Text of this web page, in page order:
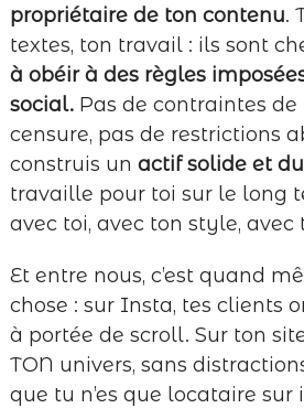
propriétaire de ton contenu.
textes, ton travail : ils sont
à obéir à des règles
social.Pas de contraintes de
censure, pas de restrictions
construis un actif solide et
travaille pour toi sur le long
avec toi, avec ton style, avec
Et entre nous, c’est quand
chose : sur Insta, tes clients
à portée de scroll. Sur ton
TON univers, sans
que tu n’es que locataire sur